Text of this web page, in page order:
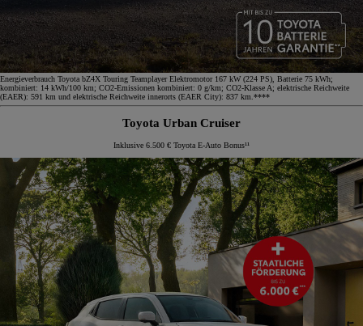
Energieverbrauch Toyota bZ4X Touring Teamplayer Elektromotor 167 kW (224 PS), Batterie 75 kWh;
kombiniert: 14 kWh/100 km; CO2-Emissionen kombiniert: 0 g/km; CO2-Klasse A; elektrische Reichweite
(EAER): 591 km und elektrische Reichweite innerorts (EAER City): 837 km.****
Toyota Urban Cruiser
Inklusive 6.500 € Toyota E-Auto Bonus¹¹